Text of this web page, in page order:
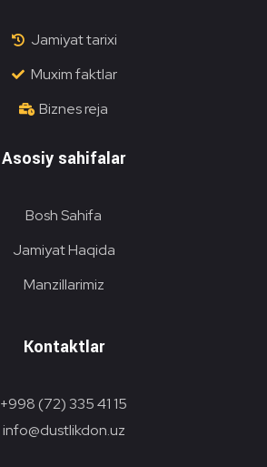
Jamiyat tarixi
Muxim faktlar
Biznes reja
Asosiy sahifalar
Bosh Sahifa
Jamiyat Haqida
Manzillarimiz
Kontaktlar
+998 (72) 335 41 15
info@dustlikdon.uz